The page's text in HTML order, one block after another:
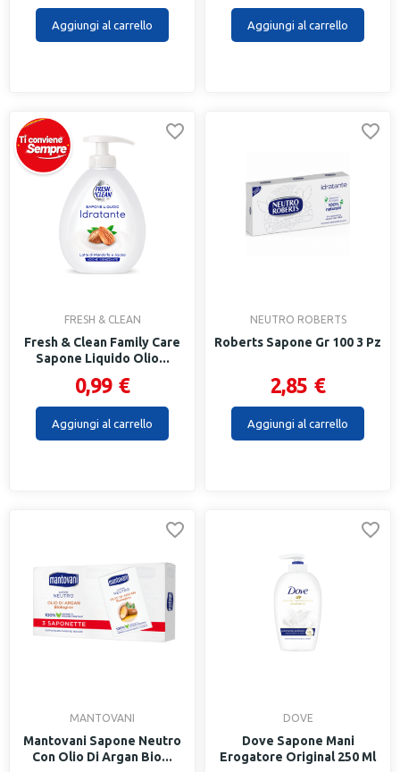
Aggiungi al carrello Aggiungi al carrello
FRESH & CLEAN
Fresh & Clean Family Care
Sapone Liquido Olio...
0,99 €
Aggiungi al carrello
NEUTRO ROBERTS
Roberts Sapone Gr 100 3 Pz
2,85 €
Aggiungi al carrello
MANTOVANI
Mantovani Sapone Neutro
Con Olio Di Argan Bio...
DOVE
Dove Sapone Mani
Erogatore Original 250 Ml